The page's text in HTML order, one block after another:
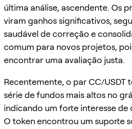
última análise, ascendente. Os
viram ganhos significativos,
saudável de correção e
comum para novos projetos,
encontrar uma avaliação justa.
Recentemente, o par CC/USDT
série de fundos mais altos no
indicando um forte interesse de
O token encontrou um suporte